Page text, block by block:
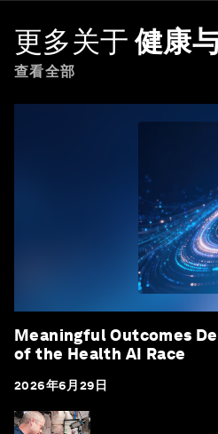
更多关于 健康
查看全部
Meaningful Outcomes
of the Health AI Race
2026年6月29日